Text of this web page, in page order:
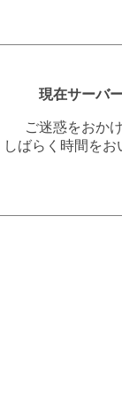
現在サーバ
ご迷惑をおか
しばらく時間を